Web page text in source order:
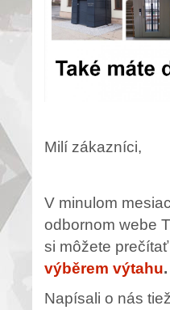
Milí zákazníci,
V minulom
odbornom webe
si môžete
výběrem výtahu.
Napísali o nás